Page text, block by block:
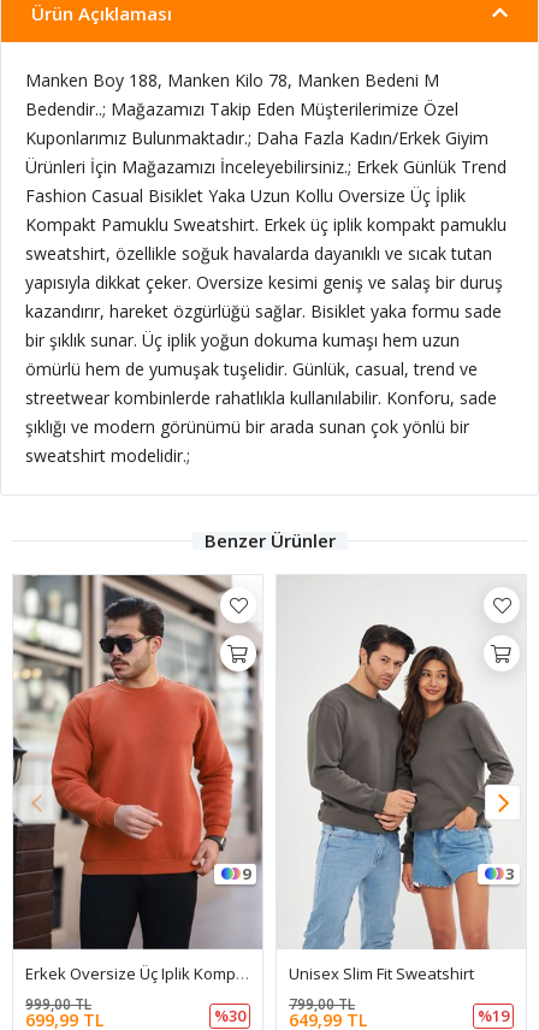
Ürün Açıklaması
Manken Boy 188, Manken Kilo 78, Manken Bedeni M
Bedendir..; Mağazamızı Takip Eden Müşterilerimize Özel
Kuponlarımız Bulunmaktadır.; Daha Fazla Kadın/Erkek Giyim
Ürünleri İçin Mağazamızı İnceleyebilirsiniz.; Erkek Günlük Trend
Fashion Casual Bisiklet Yaka Uzun Kollu Oversize Üç İplik
Kompakt Pamuklu Sweatshirt. Erkek üç iplik kompakt pamuklu
sweatshirt, özellikle soğuk havalarda dayanıklı ve sıcak tutan
yapısıyla dikkat çeker. Oversize kesimi geniş ve salaş bir duruş
kazandırır, hareket özgürlüğü sağlar. Bisiklet yaka formu sade
bir şıklık sunar. Üç iplik yoğun dokuma kumaşı hem uzun
ömürlü hem de yumuşak tuşelidir. Günlük, casual, trend ve
streetwear kombinlerde rahatlıkla kullanılabilir. Konforu, sade
şıklığı ve modern görünümü bir arada sunan çok yönlü bir
sweatshirt modelidir.;
Benzer Ürünler
9
Erkek Oversize Üç Iplik Kompakt Pamuklu Sweatshirt
699,99 TL
999,00 TL
%30
3
Unisex Slim Fit Sweatshirt
649,99 TL
799,00 TL
%19